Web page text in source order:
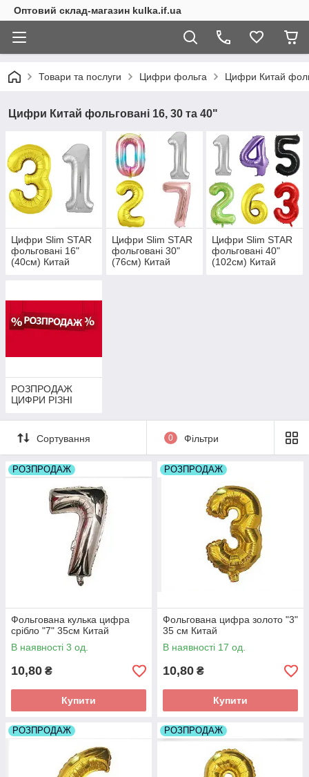
Оптовий склад-магазин kulka.if.ua
Товари та послуги Цифри фольга Цифри Китай
Цифри Китай фольговані 16, 30 та 40"
Цифри Slim STAR
фольговані 16"
(40см) Китай
Цифри Slim STAR
фольговані 30"
(76см) Китай
Цифри Slim STAR
фольговані 40"
(102см) Китай
РОЗПРОДАЖ
ЦИФРИ РІЗНІ
Сортування 0 Фільтри
РОЗПРОДАЖ
Фольгована кулька цифра
срібло "7" 35см Китай
В наявності 3 од.
10,80 ₴
Купити
РОЗПРОДАЖ
Фольгована цифра золото "3"
35 см Китай
В наявності 17 од.
10,80 ₴
Купити
РОЗПРОДАЖ РОЗПРОДАЖ